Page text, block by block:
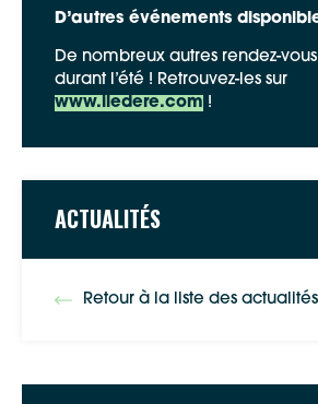
ACTUALITÉS
Retour à la liste des actualités
D’autres événements
De nombreux autres rendez-
durant l’été ! Retrouvez-les sur
www.iledere.com !